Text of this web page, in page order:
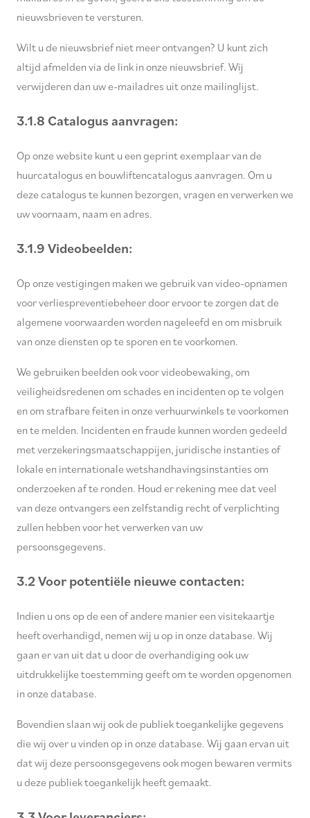
nieuwsbrieven te versturen.
Wilt u de nieuwsbrief niet meer ontvangen? U kunt zich
altijd afmelden via de link in onze nieuwsbrief. Wij
verwijderen dan uw e-mailadres uit onze mailinglijst.
3.1.8 Catalogus aanvragen:
Op onze website kunt u een geprint exemplaar van de
huurcatalogus en bouwliftencatalogus aanvragen. Om u
deze catalogus te kunnen bezorgen, vragen en verwerken we
uw voornaam, naam en adres.
3.1.9 Videobeelden:
Op onze vestigingen maken we gebruik van video-opnamen
voor verliespreventiebeheer door ervoor te zorgen dat de
algemene voorwaarden worden nageleefd en om misbruik
van onze diensten op te sporen en te voorkomen.
We gebruiken beelden ook voor videobewaking, om
veiligheidsredenen om schades en incidenten op te volgen
en om strafbare feiten in onze verhuurwinkels te voorkomen
en te melden. Incidenten en fraude kunnen worden gedeeld
met verzekeringsmaatschappijen, juridische instanties of
lokale en internationale wetshandhavingsinstanties om
onderzoeken af te ronden. Houd er rekening mee dat veel
van deze ontvangers een zelfstandig recht of verplichting
zullen hebben voor het verwerken van uw
persoonsgegevens.
3.2 Voor potentiële nieuwe contacten:
Indien u ons op de een of andere manier een visitekaartje
heeft overhandigd, nemen wij u op in onze database. Wij
gaan er van uit dat u door de overhandiging ook uw
uitdrukkelijke toestemming geeft om te worden opgenomen
in onze database.
Bovendien slaan wij ook de publiek toegankelijke gegevens
die wij over u vinden op in onze database. Wij gaan ervan uit
dat wij deze persoonsgegevens ook mogen bewaren vermits
u deze publiek toegankelijk heeft gemaakt.